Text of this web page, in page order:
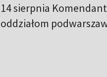
14 sierpnia Komendant
oddziałom